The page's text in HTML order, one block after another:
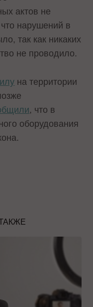
актов не
что нарушений в
так как никаких
не проводило.
на территории
, что в
оборудования